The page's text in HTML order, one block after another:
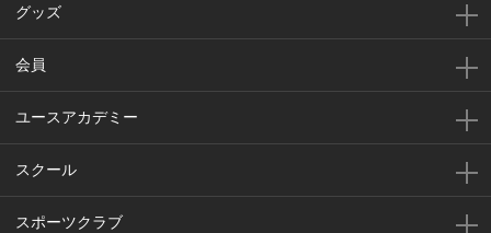
グッズ
会員
ユースアカデミー
スクール
スポーツクラブ